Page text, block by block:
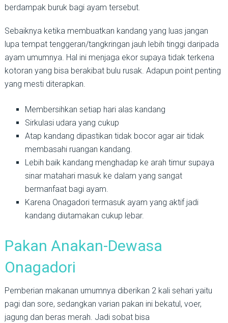
berdampak buruk bagi ayam tersebut.
Sebaiknya ketika membuatkan kandang yang luas jangan
lupa tempat tenggeran/tangkringan jauh lebih tinggi daripada
ayam umumnya. Hal ini menjaga ekor supaya tidak terkena
kotoran yang bisa berakibat bulu rusak. Adapun point penting
yang mesti diterapkan.
Membersihkan setiap hari alas kandang
Sirkulasi udara yang cukup
Atap kandang dipastikan tidak bocor agar air tidak
membasahi ruangan kandang.
Lebih baik kandang menghadap ke arah timur supaya
sinar matahari masuk ke dalam yang sangat
bermanfaat bagi ayam.
Karena Onagadori termasuk ayam yang aktif jadi
kandang diutamakan cukup lebar.
Pakan Anakan-Dewasa
Onagadori
Pemberian makanan umumnya diberikan 2 kali sehari yaitu
pagi dan sore, sedangkan varian pakan ini bekatul, voer,
jagung dan beras merah. Jadi sobat bisa